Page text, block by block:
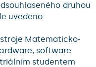
druhou
uvedeno
Matematicko-
software
studentem